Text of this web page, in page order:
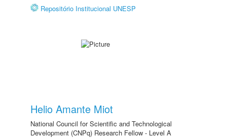
Repositório Institucional UNESP
Helio Amante Miot
National Council for Scientific and Technological
Development (CNPq) Research Fellow - Level A